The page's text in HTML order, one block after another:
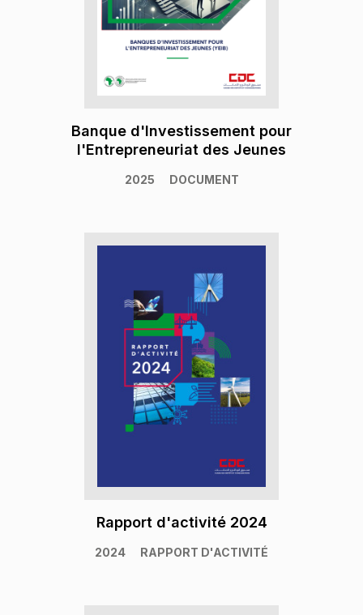
Banque d'Investissement pour
l'Entrepreneuriat des Jeunes
2025 DOCUMENT
Rapport d'activité 2024
2024 RAPPORT D'ACTIVITÉ